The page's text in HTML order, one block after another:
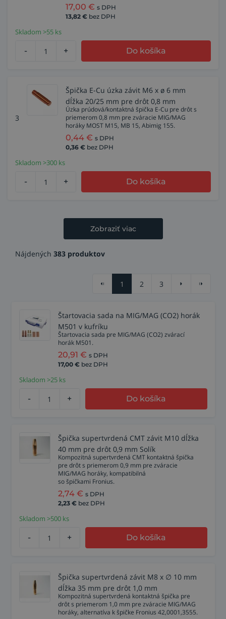
17,00 € s DPH
13,82 € bez DPH
Skladom >55 ks
- + Do košíka
3
Špička E-Cu úzka závit M6 x ø 6 mm
dĺžka 20/25 mm pre drôt 0,8 mm
Úzka prúdová/kontaktná špička E-Cu pre drôt s
priemerom 0,8 mm pre zváracie MIG/MAG
horáky MOST M15, MB 15, Abimig 155.
0,44 € s DPH
0,36 € bez DPH
Skladom >300 ks
- + Do košíka
Zobraziť viac
Nájdených 383 produktov
1 2 3
Štartovacia sada na MIG/MAG (CO2) horák
M501 v kufríku
Štartovacia sada pre MIG/MAG (CO2) zvárací
horák M501.
20,91 € s DPH
17,00 € bez DPH
Skladom >25 ks
- + Do košíka
Špička supertvrdená CMT závit M10 dĺžka
40 mm pre drôt 0,9 mm Solík
Kompozitná supertvrdená CMT kontaktná špička
pre drôt s priemerom 0,9 mm pre zváracie
MIG/MAG horáky, kompatibilná
so špičkami Fronius.
2,74 € s DPH
2,23 € bez DPH
Skladom >500 ks
- + Do košíka
Špička supertvrdená závit M8 x ∅ 10 mm
dĺžka 35 mm pre drôt 1,0 mm
Kompozitná supertvrdená kontaktná špička pre
drôt s priemerom 1,0 mm pre zváracie MIG/MAG
horáky, alternatíva k špičke Fronius 42,0001,3555.